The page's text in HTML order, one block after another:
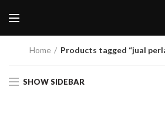
Home Products tagged “jual
SHOW SIDEBAR